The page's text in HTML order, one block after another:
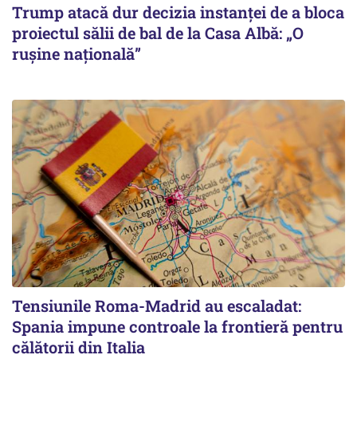
Trump atacă dur decizia instanţei de a bloca
proiectul sălii de bal de la Casa Albă: „O
ruşine naţională”
Tensiunile Roma-Madrid au escaladat:
Spania impune controale la frontieră pentru
călătorii din Italia